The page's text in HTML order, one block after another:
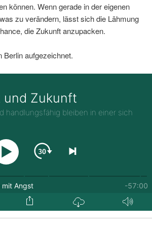
können. Wenn gerade in der eigenen
zu verändern, lässt sich die Lähmung
die Zukunft anzupacken.
Berlin aufgezeichnet.